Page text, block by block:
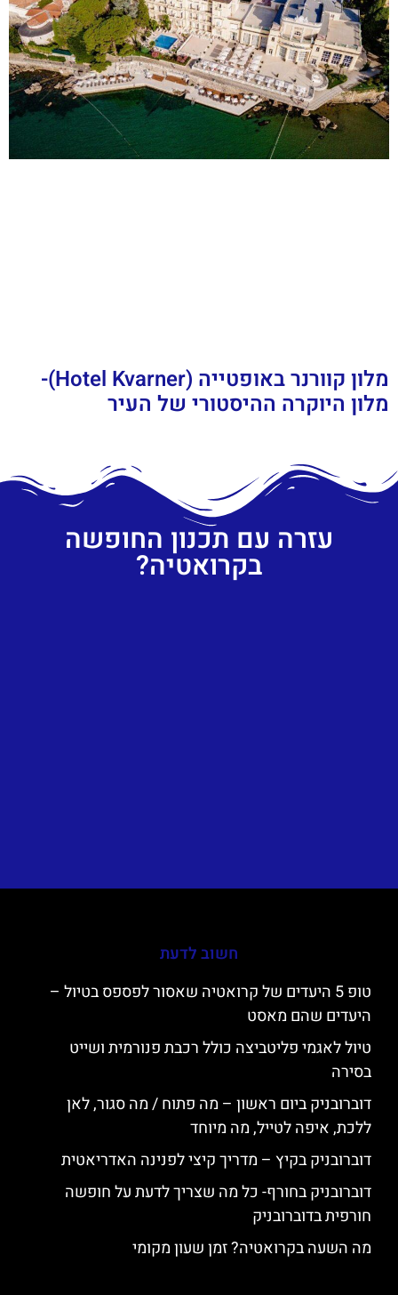
מלון קוורנר באופטייה (Hotel Kvarner)-
מלון היוקרה ההיסטורי של העיר
עזרה עם תכנון החופשה
בקרואטיה?
חשוב לדעת
טופ 5 היעדים של קרואטיה שאסור לפספס בטיול –
היעדים שהם מאסט
טיול לאגמי פליטביצה כולל רכבת פנורמית ושייט
בסירה
דוברובניק ביום ראשון – מה פתוח / מה סגור, לאן
ללכת, איפה לטייל, מה מיוחד
דוברובניק בקיץ – מדריך קיצי לפנינה האדריאטית
דוברובניק בחורף- כל מה שצריך לדעת על חופשה
חורפית בדוברובניק
מה השעה בקרואטיה? זמן שעון מקומי